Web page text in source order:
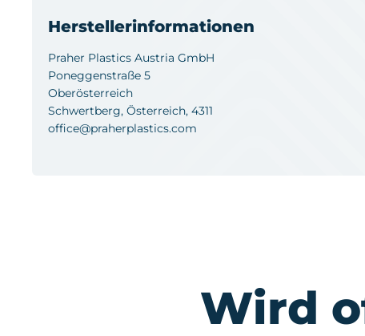
Herstellerinformationen
Praher Plastics Austria GmbH
Poneggenstraße 5
Oberösterreich
Schwertberg, Österreich, 4311
office@praherplastics.com
Wird